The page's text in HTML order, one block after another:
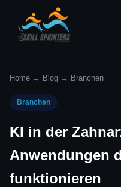
Home → Blog → Branchen
Branchen
KI in der
Anwendungen
funktionieren